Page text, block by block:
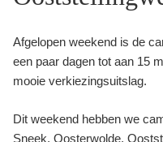
Afgelopen weekend is de
een paar dagen tot aan 15
mooie verkiezingsuitslag.
Dit weekend hebben we
Sneek, Oosterwolde,